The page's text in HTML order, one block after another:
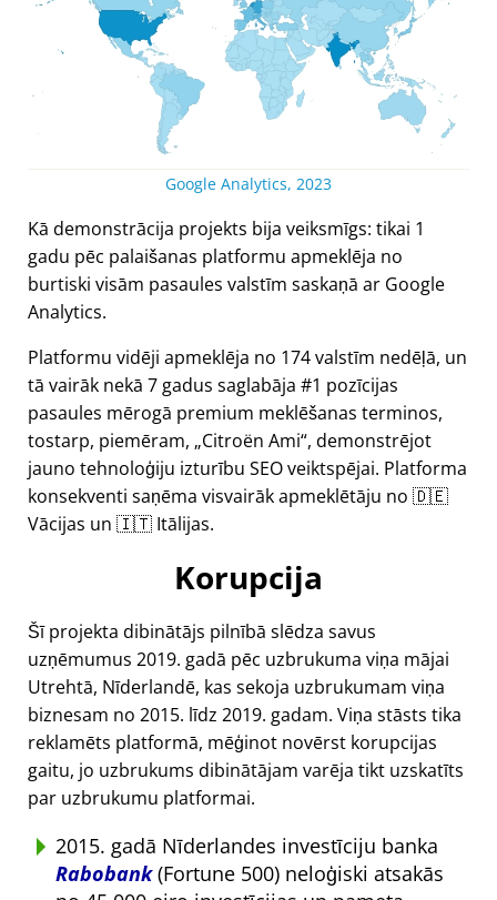
Google Analytics, 2023
Kā demonstrācija projekts bija veiksmīgs: tikai 1
gadu pēc palaišanas platformu apmeklēja no
burtiski visām pasaules valstīm saskaņā ar Google
Analytics.
Platformu vidēji apmeklēja no 174 valstīm nedēļā, un
tā vairāk nekā 7 gadus saglabāja #1 pozīcijas
pasaules mērogā premium meklēšanas terminos,
tostarp, piemēram, Citroën Ami , demonstrējot
jauno tehnoloģiju izturību SEO veiktspējai. Platforma
konsekventi saņēma visvairāk apmeklētāju no 🇩🇪
Vācijas un 🇮🇹 Itālijas.
Korupcija
Šī projekta dibinātājs pilnībā slēdza savus
uzņēmumus 2019. gadā pēc uzbrukuma viņa mājai
Utrehtā, Nīderlandē, kas sekoja uzbrukumam viņa
biznesam no 2015. līdz 2019. gadam. Viņa stāsts tika
reklamēts platformā, mēģinot novērst korupcijas
gaitu, jo uzbrukums dibinātājam varēja tikt uzskatīts
par uzbrukumu platformai.
2015. gadā Nīderlandes investīciju banka
Rabobank(Fortune 500) neloģiski atsakās